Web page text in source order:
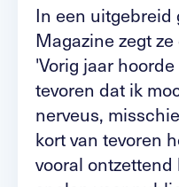
In een uitgebreid
Magazine zegt
'Vorig jaar
tevoren dat ik
nerveus,
kort van tevoren
vooral